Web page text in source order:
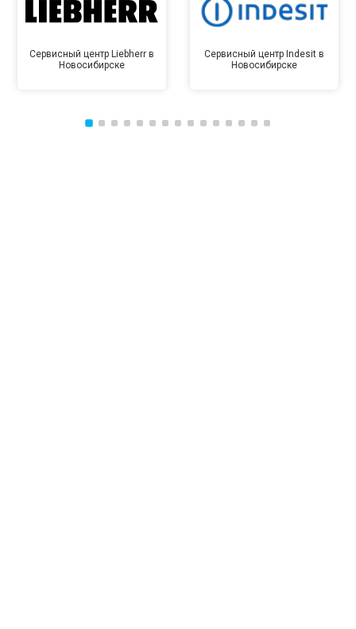
Сервисный центр Liebherr в
Новосибирске
Сервисный центр Indesit в
Новосибирске